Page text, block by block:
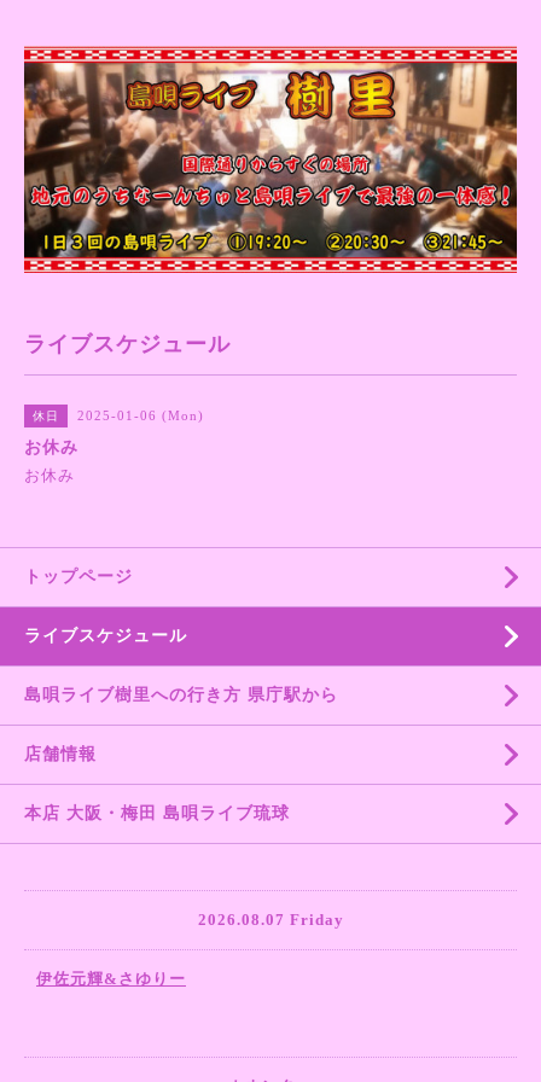
ライブスケジュール
休日 2025-01-06 (Mon)
お休み
お休み
トップページ
ライブスケジュール
島唄ライブ樹里への行き方 県庁駅から
店舗情報
本店 大阪・梅田 島唄ライブ琉球
2026.08.07 Friday
伊佐元輝&さゆりー